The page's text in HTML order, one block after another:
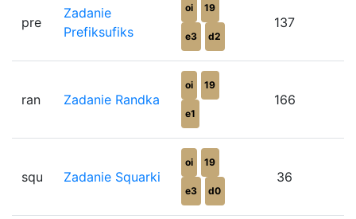
pre
Zadanie
Prefiksufiks
oi 19
e3 d2
137
ran Zadanie Randka
oi 19
e1
166
squ Zadanie Squarki
oi 19
e3 d0
36